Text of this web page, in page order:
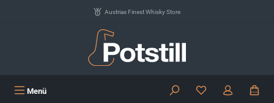
Austrias Finest Whisky Store
Menü Du hast 0